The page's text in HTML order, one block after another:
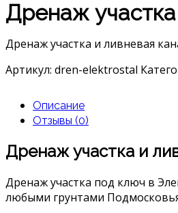
Дренаж
Дренаж участка и ливневая
Артикул: dren-elektrostal
Описание
Отзывы (0)
Дренаж участка и
Дренаж участка под ключ в
любыми грунтами